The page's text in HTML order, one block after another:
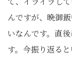
んですが、晩御
いなんです。直
す。今振り返る